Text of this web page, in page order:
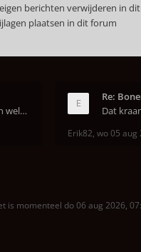
berichten verwijderen in
plaatsen in dit forum
Dat van dat 'jaren geleden' kan wel kloppen, onze
Re:
Erik82, wo 05 aug
is momenteel do 06 aug 2026,